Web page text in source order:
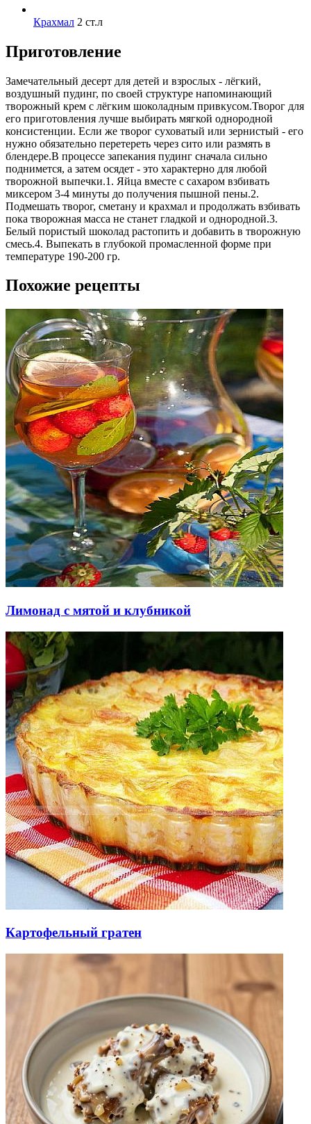
Крахмал 2 ст.л
Приготовление
Замечательный десерт для детей и взрослых - лёгкий,
воздушный пудинг, по своей структуре напоминающий
творожный крем с лёгким шоколадным привкусом.Творог для
его приготовления лучше выбирать мягкой однородной
консистенции. Если же творог суховатый или зернистый - его
нужно обязательно перетереть через сито или размять в
блендере.В процессе запекания пудинг сначала сильно
поднимется, а затем осядет - это характерно для любой
творожной выпечки.1. Яйца вместе с сахаром взбивать
миксером 3-4 минуты до получения пышной пены.2.
Подмешать творог, сметану и крахмал и продолжать взбивать
пока творожная масса не станет гладкой и однородной.3.
Белый пористый шоколад растопить и добавить в творожную
смесь.4. Выпекать в глубокой промасленной форме при
температуре 190-200 гр.
Похожие рецепты
Лимонад с мятой и клубникой
Картофельный гратен